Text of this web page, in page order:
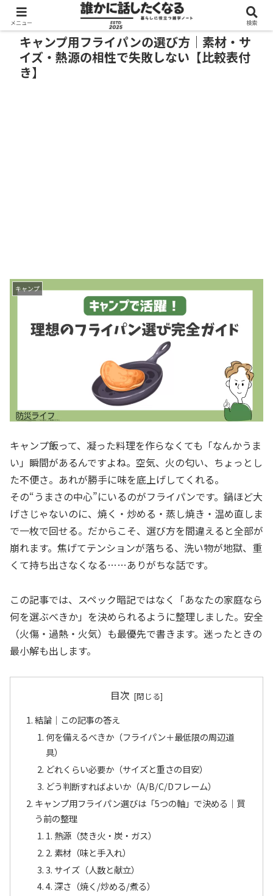
キャンプ用フライパンの選び方｜素材・サ
イズ・熱源の相性で失敗しない【比較表付
き】
キャンプ
キャンプ飯って、凝った料理を作らなくても「なんかうま
い」瞬間があるんですよね。空気、火の匂い、ちょっとし
た不便さ。あれが勝手に味を底上げしてくれる。
その“うまさの中心”にいるのがフライパンです。鍋ほど大
げさじゃないのに、焼く・炒める・蒸し焼き・温め直しま
で一枚で回せる。だからこそ、選び方を間違えると全部が
崩れます。焦げてテンションが落ちる、洗い物が地獄、重
くて持ち出さなくなる……ありがちな話です。
この記事では、スペック暗記ではなく「あなたの家庭なら
何を選ぶべきか」を決められるように整理しました。安全
（火傷・過熱・火気）も最優先で書きます。迷ったときの
最小解も出します。
目次
結論｜この記事の答え
何を備えるべきか（フライパン＋最低限の周辺道
具）
どれくらい必要か（サイズと重さの目安）
どう判断すればよいか（A/B/C/Dフレーム）
キャンプ用フライパン選びは「5つの軸」で決める｜買
う前の整理
1. 熱源（焚き火・炭・ガス）
2. 素材（味と手入れ）
3. サイズ（人数と献立）
4. 深さ（焼く/炒める/煮る）
メニュー 検索